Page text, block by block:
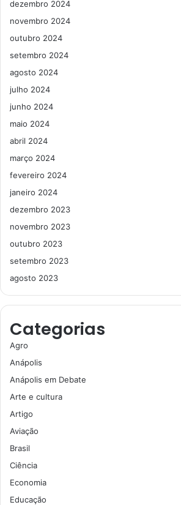
dezembro 2024
novembro 2024
outubro 2024
setembro 2024
agosto 2024
julho 2024
junho 2024
maio 2024
abril 2024
março 2024
fevereiro 2024
janeiro 2024
dezembro 2023
novembro 2023
outubro 2023
setembro 2023
agosto 2023
Categorias
Agro
Anápolis
Anápolis em Debate
Arte e cultura
Artigo
Aviação
Brasil
Ciência
Economia
Educação